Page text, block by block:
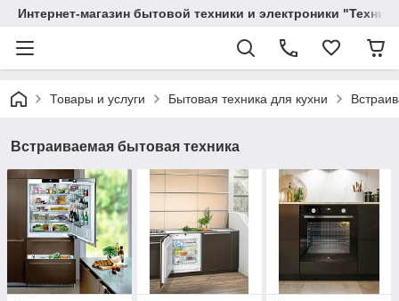
Интернет-магазин бытовой техники и электроники
Товары и услуги Бытовая техника для кухни
Встраиваемая бытовая техника